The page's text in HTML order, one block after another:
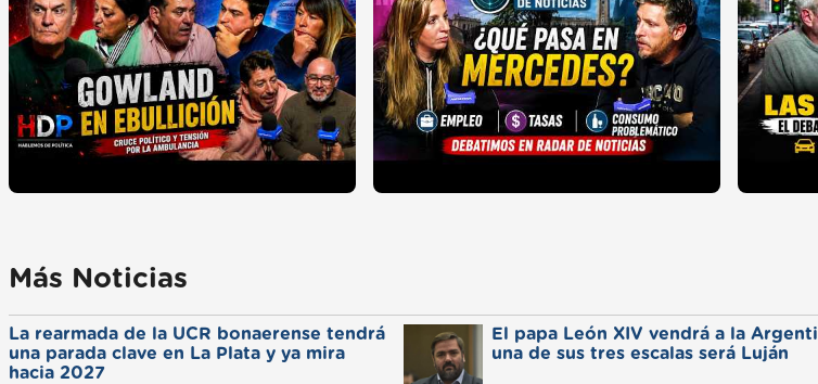
Más Noticias
La rearmada de la UCR bonaerense tendrá
una parada clave en La Plata y ya mira
hacia 2027
El papa León XIV vendrá a la
una de sus tres escalas será Luján